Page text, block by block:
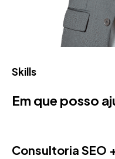
Skills
Em que posso
Consultoria SEO